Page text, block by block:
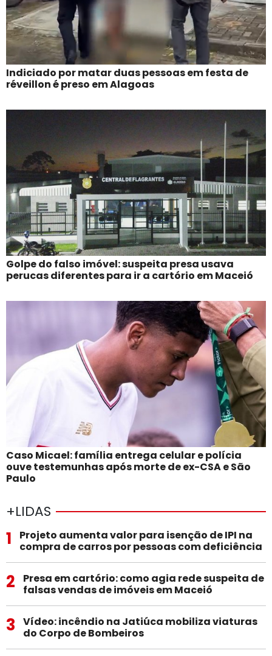
Indiciado por matar duas pessoas em festa de
réveillon é preso em Alagoas
Golpe do falso imóvel: suspeita presa usava
perucas diferentes para ir a cartório em Maceió
Caso Micael: família entrega celular e polícia
ouve testemunhas após morte de ex-CSA e São
Paulo
+LIDAS
1
Projeto aumenta valor para isenção de IPI na
compra de carros por pessoas com deficiência
2
Presa em cartório: como agia rede suspeita de
falsas vendas de imóveis em Maceió
3
Vídeo: incêndio na Jatiúca mobiliza viaturas
do Corpo de Bombeiros